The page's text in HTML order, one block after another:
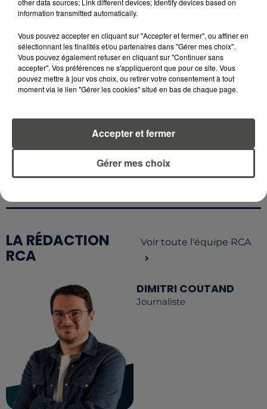
L'INVASION CET ÉTÉ...
4 août 2026
ÉCLIPSE SOLAIRE DU 12 AOÛT : LA
RUÉE VERS LES LUNETTES DE...
RETROUVEZ TOUTE L'ACTU DE LA RÉGION ET
RECEVEZ LES ALERTES INFOS DE LA RÉDACTION
EN TÉLÉCHARGEANT L'APPLICATION MOBILE
RCA
LA RÉDACTION
RCA
Voir toute l'équipe RCA
DIMITRI COUTAND
Journaliste
other data sources; Link different devices; Identify devices based on
information transmitted automatically.
Vous pouvez accepter en cliquant sur "Accepter et fermer", ou affiner en
sélectionnant les finalités et/ou partenaires dans "Gérer mes choix".
Vous pouvez également refuser en cliquant sur "Continuer sans
accepter". Vos préférences ne s'appliqueront que pour ce site. Vous
pouvez mettre à jour vos choix, ou retirer votre consentement à tout
moment via le lien "Gérer les cookies" situé en bas de chaque page.
Gérer mes choix
Accepter et fermer